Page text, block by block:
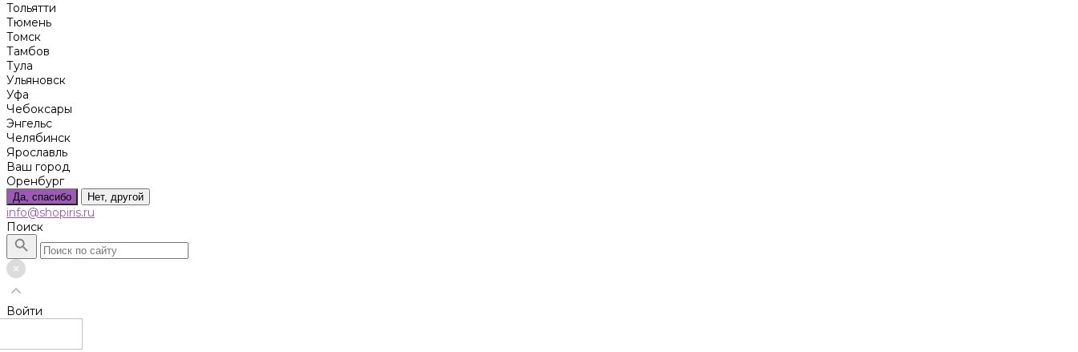
Тольятти
Тюмень
Томск
Тамбов
Тула
Ульяновск
Уфа
Чебоксары
Энгельс
Челябинск
Ярославль
Ваш город
Оренбург
Да, спасибо Нет, другой
info@shopiris.ru
Поиск
Войти